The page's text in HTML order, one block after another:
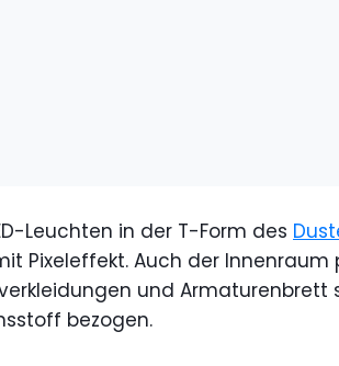
Leuchten in der T-Form des
Pixeleffekt. Auch der
und Armaturenbrett
bezogen.